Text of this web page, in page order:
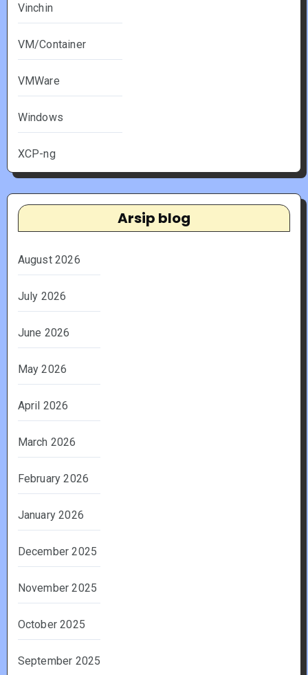
Vinchin
VM/Container
VMWare
Windows
XCP-ng
Arsip blog
August 2026
July 2026
June 2026
May 2026
April 2026
March 2026
February 2026
January 2026
December 2025
November 2025
October 2025
September 2025